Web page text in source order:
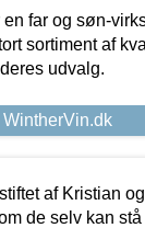
far og søn-
sortiment af
udvalg.
af Kristian
de selv kan